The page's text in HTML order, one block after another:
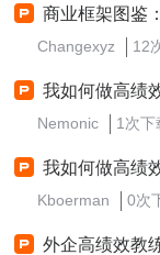
商业框架图鉴：Want／
Changexyz 12
我如何做高绩
Nemonic 1次下
我如何做高绩
Kboerman 0次
外企高绩效教